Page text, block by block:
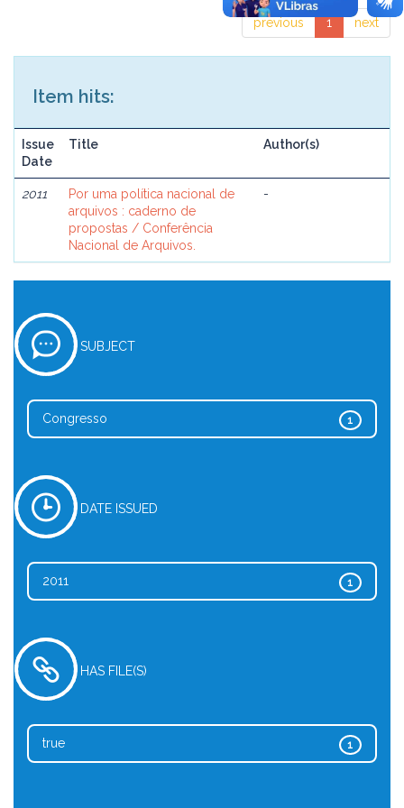
previous 1 next
Item hits:
Issue
Date
Title Author(s)
2011
Por uma política nacional de
arquivos : caderno de
propostas / Conferência
Nacional de Arquivos.
-
SUBJECT
1
Congresso
DATE ISSUED
1
2011
HAS FILE(S)
1
true